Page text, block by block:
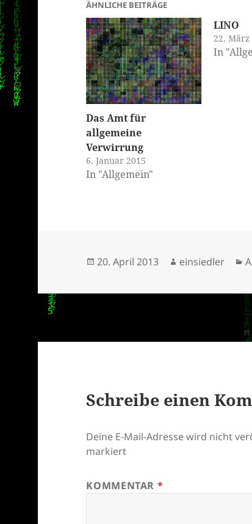
ÄHNLICHE BEITRÄGE
Das Amt für
allgemeine
Verwirrung
6. Januar 2015
In "Allgemein"
LINO
22. März
In
Veröffentlicht
20. April 2013 Autor
einsiedler
Schreibe einen
Deine E-Mail-Adresse wird nicht
markiert
KOMMENTAR *